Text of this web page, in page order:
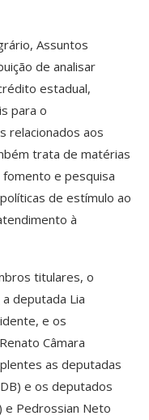
Assuntos
de analisar
estadual,
para o
relacionados aos
trata de matérias
e pesquisa
de estímulo ao
à
titulares, o
deputada Lia
e os
Câmara
as deputadas
e os deputados
e Pedrossian Neto